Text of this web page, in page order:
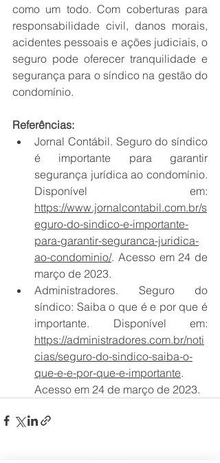
como um todo. Com coberturas para
responsabilidade civil, danos morais,
acidentes pessoais e ações judiciais, o
seguro pode oferecer tranquilidade e
segurança para o síndico na gestão do
condomínio.
Referências:
Jornal Contábil. Seguro do síndico
é importante para garantir
segurança jurídica ao condomínio.
https://www.jornalcontabil.com.br/s
eguro-do-sindico-e-importante-
para-garantir-seguranca-juridica-
ao-condominio/. Acesso em 24 de
março de 2023.
Administradores. Seguro do
síndico: Saiba o que é e por que é
https://administradores.com.br/noti
cias/seguro-do-sindico-saiba-o-
que-e-e-por-que-e-importante.
Acesso em 24 de março de 2023.